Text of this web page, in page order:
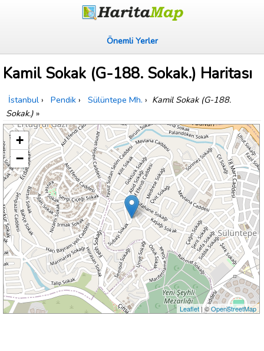
Önemli Yerler
Kamil Sokak (G-188. Sokak.) Haritası
İstanbul › Pendik › Sülüntepe Mh. › Kamil Sokak (G-188.
Sokak.) »
+
−
Leaflet| ©OpenStreetMap